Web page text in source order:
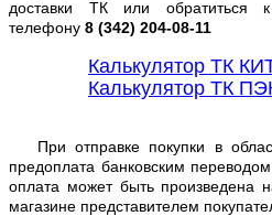
доставки ТК или обратиться
телефону 8 (342) 204-08-11
Калькулятор ТК
Калькулятор ТК
При отправке покупки в
предоплата банковским
оплата может быть произведена
магазине представителем